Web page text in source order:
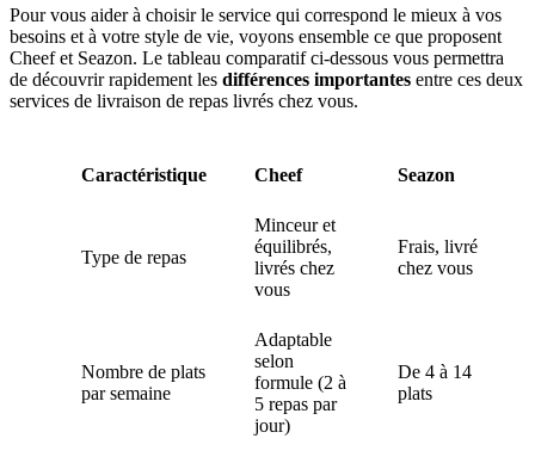
Pour vous aider à choisir le service qui correspond le mieux à vos
besoins et à votre style de vie, voyons ensemble ce que proposent
Cheef et Seazon. Le tableau comparatif ci-dessous vous permettra
de découvrir rapidement les différences importantes entre ces deux
services de livraison de repas livrés chez vous.
Caractéristique Cheef Seazon
Type de repas
Minceur et
équilibrés,
livrés chez
vous
Frais, livrés
chez vous
Nombre de plats
par semaine
Adaptable
selon
formule (2 à
5 repas par
jour)
De 4 à 14
plats